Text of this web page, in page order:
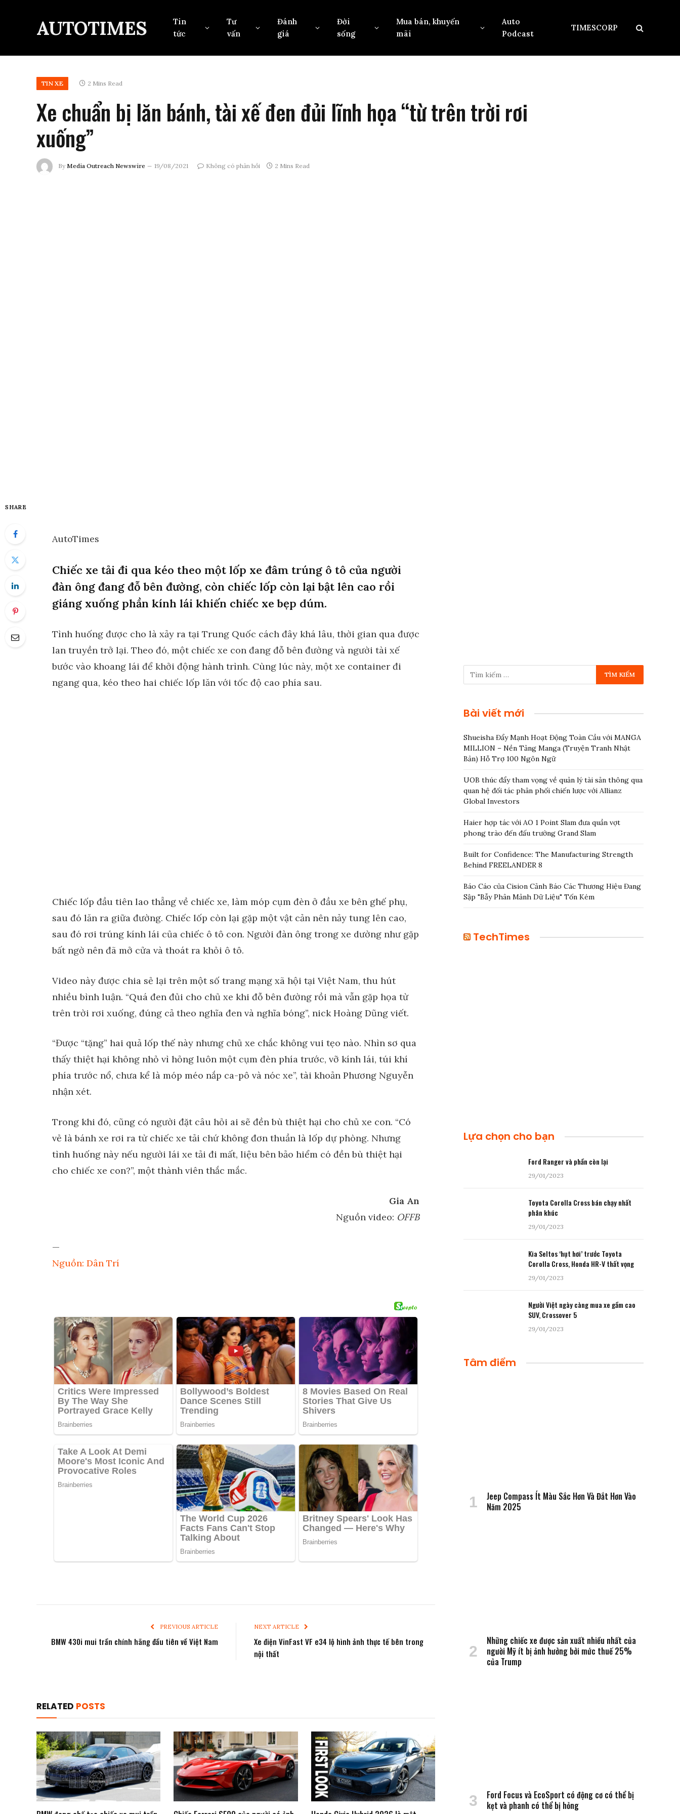
AUTOTIMES
Tin
tức
Tư
vấn
Đánh
giá
Đời
sống
Mua bán, khuyến
mãi
Auto
Podcast
TIMESCORP
TIN XE 2 Mins Read
Xe chuẩn bị lăn bánh, tài xế đen đủi lĩnh họa “từ trên trời rơi
xuống”
By Media Outreach Newswire 19/08/2021 Không có phản hồi 2 Mins Read
SHARE
AutoTimes
Chiếc xe tải đi qua kéo theo một lốp xe đâm trúng ô tô của người
đàn ông đang đỗ bên đường, còn chiếc lốp còn lại bật lên cao rồi
giáng xuống phần kính lái khiến chiếc xe bẹp dúm.
Tình huống được cho là xảy ra tại Trung Quốc cách đây khá lâu, thời gian qua được
lan truyền trở lại. Theo đó, một chiếc xe con đang đỗ bên đường và người tài xế
bước vào khoang lái để khởi động hành trình. Cùng lúc này, một xe container đi
ngang qua, kéo theo hai chiếc lốp lăn với tốc độ cao phía sau.
Chiếc lốp đầu tiên lao thẳng về chiếc xe, làm móp cụm đèn ở đầu xe bên ghế phụ,
sau đó lăn ra giữa đường. Chiếc lốp còn lại gặp một vật cản nên nảy tung lên cao,
sau đó rơi trúng kính lái của chiếc ô tô con. Người đàn ông trong xe dường như gặp
bất ngờ nên đã mở cửa và thoát ra khỏi ô tô.
Video này được chia sẻ lại trên một số trang mạng xã hội tại Việt Nam, thu hút
nhiều bình luận. “Quá đen đủi cho chủ xe khi đỗ bên đường rồi mà vẫn gặp họa từ
trên trời rơi xuống, đúng cả theo nghĩa đen và nghĩa bóng”, nick Hoàng Dũng viết.
“Được “tặng” hai quả lốp thế này nhưng chủ xe chắc không vui tẹo nào. Nhìn sơ qua
thấy thiệt hại không nhỏ vì hỏng luôn một cụm đèn phía trước, vỡ kính lái, túi khí
phía trước nổ, chưa kể là móp méo nắp ca-pô và nóc xe”, tài khoản Phương Nguyễn
nhận xét.
Trong khi đó, cũng có người đặt câu hỏi ai sẽ đền bù thiệt hại cho chủ xe con. “Có
vẻ là bánh xe rơi ra từ chiếc xe tải chứ không đơn thuần là lốp dự phòng. Nhưng
tình huống này nếu người lái xe tải đi mất, liệu bên bảo hiểm có đền bù thiệt hại
cho chiếc xe con?”, một thành viên thắc mắc.
Gia An
Nguồn video: OFFB
—
Nguồn: Dân Trí
PREVIOUS ARTICLE
BMW 430i mui trần chính hãng đầu tiên về Việt Nam
NEXT ARTICLE
Xe điện VinFast VF e34 lộ hình ảnh thực tế bên trong
nội thất
RELATED POSTS
Bài viết mới
Shueisha Đẩy Mạnh Hoạt Động Toàn Cầu với MANGA
MILLION – Nền Tảng Manga (Truyện Tranh Nhật
Bản) Hỗ Trợ 100 Ngôn Ngữ
UOB thúc đẩy tham vọng về quản lý tài sản thông qua
quan hệ đối tác phân phối chiến lược với Allianz
Global Investors
Haier hợp tác với AO 1 Point Slam đưa quần vợt
phong trào đến đấu trường Grand Slam
Built for Confidence: The Manufacturing Strength
Behind FREELANDER 8
Báo Cáo của Cision Cảnh Báo Các Thương Hiệu Đang
Sập "Bẫy Phân Mảnh Dữ Liệu" Tốn Kém
TechTimes
Lựa chọn cho bạn
Ford Ranger và phần còn lại
29/01/2023
Toyota Corolla Cross bán chạy nhất
phân khúc
29/01/2023
Kia Seltos ‘hụt hơi’ trước Toyota
Corolla Cross, Honda HR-V thất vọng
29/01/2023
Người Việt ngày càng mua xe gầm cao
SUV, Crossover 5
29/01/2023
Tâm điểm
Jeep Compass Ít Màu Sắc Hơn Và Đắt Hơn Vào
Năm 2025
Những chiếc xe được sản xuất nhiều nhất của
người Mỹ ít bị ảnh hưởng bởi mức thuế 25%
của Trump
Ford Focus và EcoSport có động cơ có thể bị
kẹt và phanh có thể bị hỏng